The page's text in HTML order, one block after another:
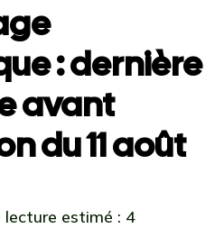
: dernière
avant
du 11 août
lecture estimé : 4